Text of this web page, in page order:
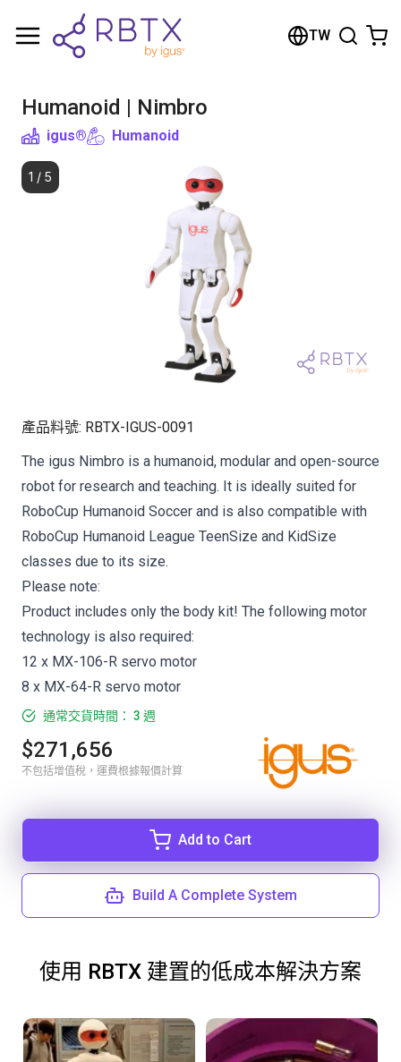
TW
Humanoid | Nimbro
igus® Humanoid
1 / 5
產品料號: RBTX-IGUS-0091
The igus Nimbro is a humanoid, modular and open-source
robot for research and teaching. It is ideally suited for
RoboCup Humanoid Soccer and is also compatible with
RoboCup Humanoid League TeenSize and KidSize
classes due to its size.
Please note:
Product includes only the body kit! The following motor
technology is also required:
12 x MX-106-R servo motor
8 x MX-64-R servo motor
通常交貨時間： 3 週
$271,656
不包括增值稅，運費根據報價計算
Add to Cart
Build A Complete System
使用 RBTX 建置的低成本解決方案
Shopping Cart
Browse the shop